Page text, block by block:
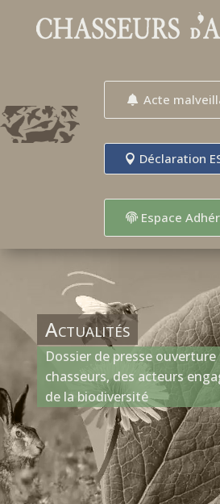
Acte
Déclaration
Espace
Actualités
Dossier de presse ouverture
chasseurs, des acteurs
de la biodiversité